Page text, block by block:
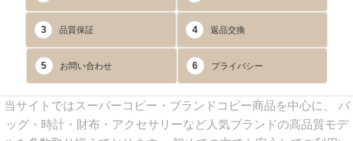
3 品質保証 4 返品交換
5 お問い合わせ 6 プライバシー
当サイトではスーパーコピー・ブランドコピー商品を中心に、 バ
ッグ・時計・財布・アクセサリーなど人気ブランドの高品質モデ